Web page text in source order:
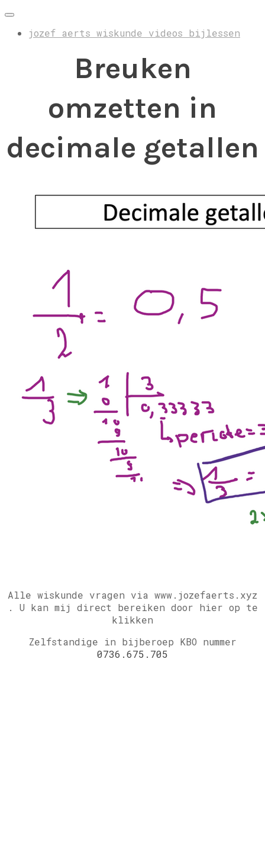
jozef aerts wiskunde videos bijlessen
Breuken
omzetten in
decimale getallen
Alle wiskunde vragen via www.jozefaerts.xyz
. U kan mij direct bereiken door hier op te
klikken
Zelfstandige in bijberoep KBO nummer
0736.675.705